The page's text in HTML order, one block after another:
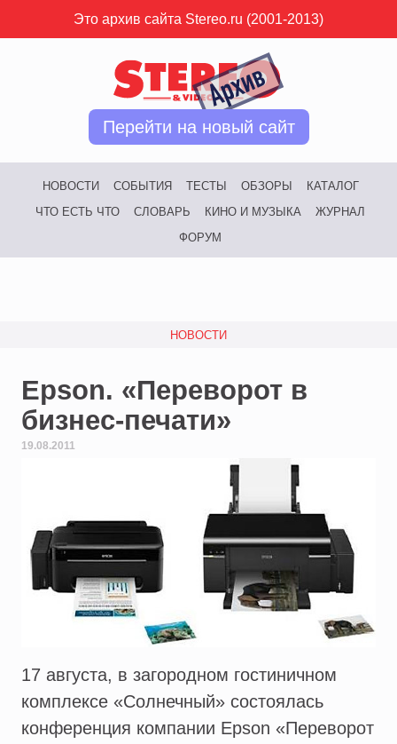
Это архив сайта Stereo.ru (2001-2013)
Перейти на новый сайт
НОВОСТИ СОБЫТИЯ ТЕСТЫ ОБЗОРЫ
КАТАЛОГ
ЧТО ЕСТЬ ЧТО
СЛОВАРЬ КИНО И МУЗЫКА
ЖУРНАЛ
ФОРУМ
НОВОСТИ
Epson. «Переворот в
бизнес-печати»
19.08.2011
17 августа, в загородном гостиничном
комплексе «Солнечный» состоялась
конференция компании Epson «Переворот